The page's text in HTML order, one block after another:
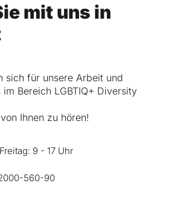
mit uns in
sich für unsere Arbeit und
im Bereich LGBTIQ+ Diversity
Ihnen zu hören!
9 - 17 Uhr
560-90